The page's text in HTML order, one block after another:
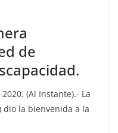
de
(Al Instante).- La
dio la bienvenida a la